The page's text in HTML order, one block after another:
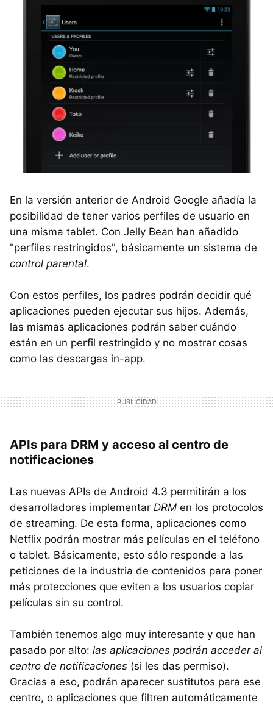
En la versión anterior de Android Google añadía la
posibilidad de tener varios perfiles de usuario en
una misma tablet. Con Jelly Bean han añadido
"perfiles restringidos", básicamente un sistema de
control parental.
Con estos perfiles, los padres podrán decidir qué
aplicaciones pueden ejecutar sus hijos. Además,
las mismas aplicaciones podrán saber cuándo
están en un perfil restringido y no mostrar cosas
como las descargas in-app.
APIs para DRM y acceso al centro de
notificaciones
Las nuevas APIs de Android 4.3 permitirán a los
desarrolladores implementar DRM en los protocolos
de streaming. De esta forma, aplicaciones como
Netflix podrán mostrar más películas en el teléfono
o tablet. Básicamente, esto sólo responde a las
peticiones de la industria de contenidos para poner
más protecciones que eviten a los usuarios copiar
películas sin su control.
También tenemos algo muy interesante y que han
pasado por alto: las aplicaciones podrán acceder al
centro de notificaciones (si les das permiso).
Gracias a eso, podrán aparecer sustitutos para ese
centro, o aplicaciones que filtren automáticamente